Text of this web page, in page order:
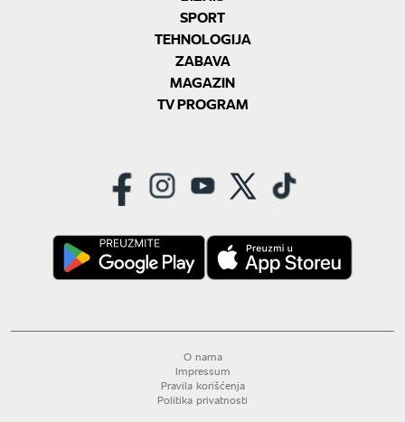
SPORT
TEHNOLOGIJA
ZABAVA
MAGAZIN
TV PROGRAM
O nama
Impressum
Pravila korišćenja
Politika privatnosti